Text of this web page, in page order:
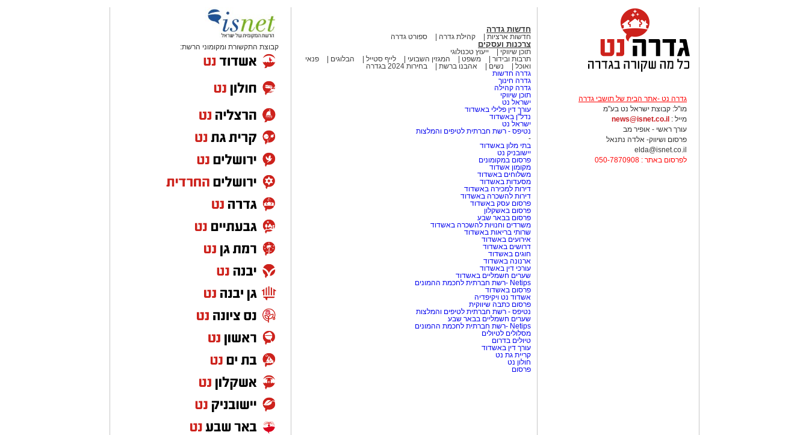
גדרה נט -אתר הבית של תושבי גדרה
מו"ל: קבוצת ישראל נט בע"מ
מייל : news@isnet.co.il
עורך ראשי - אופיר מב
פרסום ושיווק- אלדה נתנאל
elda@isnet.co.il
לפרסום באתר : 050-7870908
חדשות גדרה
חדשות ארציות קהילת גדרה ספורט גדרה
צרכנות ועסקים
תוכן שיווקי
ייעוץ טכנולוגי
תרבות ובידור
משפט המגזין השבועי לייף סטייל הבלוגים
פנאי
ואוכל
נשים אהבנו ברשת
בחירות 2024 בגדרה
גדרה חדשות
גדרה חינוך
גדרה קהילה
תוכן שיווקי
ישראל נט
עורך דין פלילי באשדוד
נדל"ן באשדוד
ישראל נט
נטיפס - רשת חברתית לטיפים והמלצות
-
בתי מלון באשדוד
יישובניק נט
פרסום במקומונים
מקומון אשדוד
משלוחים באשדוד
מסעדות באשדוד
דירות למכירה באשדוד
דירות להשכרה באשדוד
פרסום עסק באשדוד
פרסום באשקלון
פרסום בבאר שבע
משרדים וחנויות להשכרה באשדוד
שרותי בריאות באשדוד
אירועים באשדוד
דרושים באשדוד
חוגים באשדוד
ארנונה באשדוד
עורכי דין באשדוד
שערים חשמליים באשדוד
Netips -רשת חברתית לחכמת ההמונים
פרסום באשדוד
אשדוד נט ויקיפדיה
פרסום כתבה שיווקית
נטיפס - רשת חברתית לטיפים והמלצות
שערים חשמליים בבאר שבע
Netips -רשת חברתית לחכמת ההמונים
מסלולים לטיולים
טיולים בדרום
עורך דין באשדוד
קריית גת נט
חולון נט
פרסום
קבוצת התקשורת ומקומוני הרשת: